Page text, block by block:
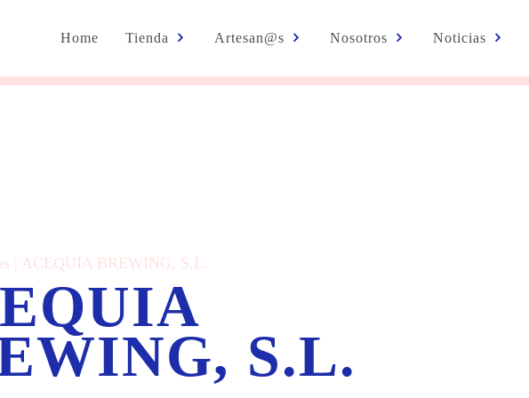
Home Tienda Artesan@s Nosotros Noticias
| ACEQUIA BREWING, S.L.
S.L.